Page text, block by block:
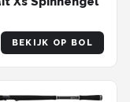
BEKIJK OP BOL